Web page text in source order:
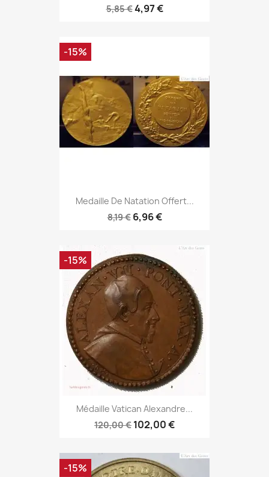
5,85 €4,97 €
Medaille De Natation Offert...
8,19 € 6,96 €
-15%
Médaille Vatican Alexandre...
120,00 € 102,00 €
-15%
-15%